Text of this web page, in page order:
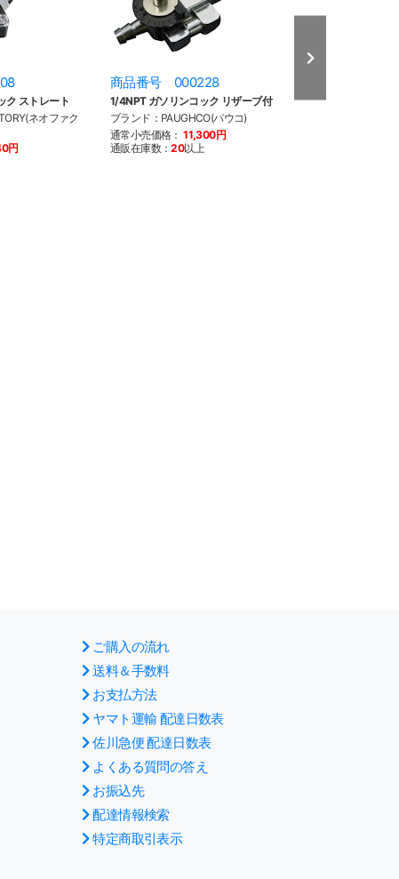
ク ストレート
ネオファク
円
商品番号 000228
1/4NPT ガソリンコック リザーブ付
ブランド：PAUGHCO(パウコ)
通常小売価格： 11,300円
通販在庫数：20以上
13/16 ナットコネ
ご購入の流れ
送料＆手数料
お支払方法
ヤマト運輸 配達日数表
佐川急便 配達日数表
よくある質問の答え
お振込先
配達情報検索
特定商取引表示